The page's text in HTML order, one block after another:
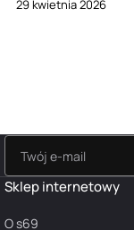
29 kwietnia 2026
Sklep internetowy
O s69